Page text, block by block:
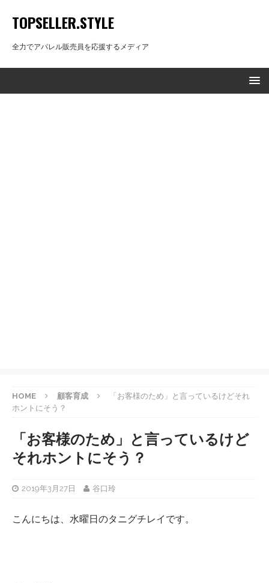
TOPSELLER.STYLE
全力でアパレル販売員を応援するメディア
HOME 顧客育成
「お客様のため」と言っているけどそれ
ホントにそう？
「お客様のため」と言っているけど
それホントにそう？
2019年3月27日 谷口玲
こんにちは、水曜日のタニグチレイです。